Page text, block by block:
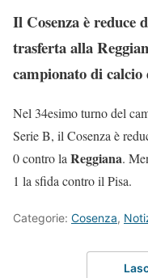
Il Cosenza è reduce
trasferta alla
campionato di calcio
Nel 34esimo turno del
Serie B, il Cosenza è
0 contro la Reggiana.
1 la sfida contro il Pisa.
Categorie: Cosenza,